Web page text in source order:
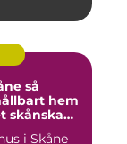
så
hem
skånska
i Skåne